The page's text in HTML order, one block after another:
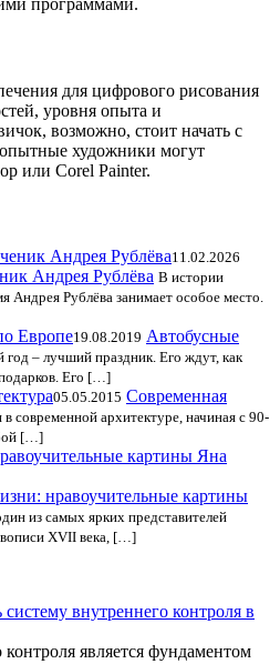
программами.
для цифрового рисования
уровня опыта и
возможно, стоит начать с
художники могут
или Corel Painter.
11.02.2026
Андрея Рублёва В истории
Андрея Рублёва занимает особое место.
19.08.2019 Автобусные
год – лучший праздник. Его ждут, как
Его […]
05.05.2015 Современная
современной архитектуре, начиная с 90-
[…]
нравоучительные картины
из самых ярких представителей
XVII века, […]
внутреннего контроля в
является фундаментом